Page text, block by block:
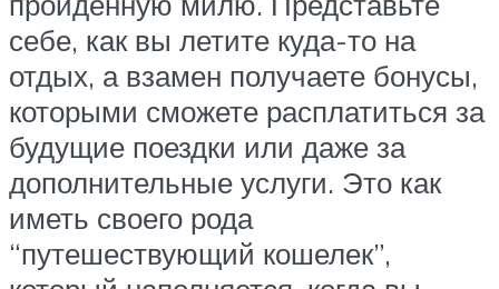
себе, как вы летите куда-то на
отдых, а взамен получаете бонусы,
которыми сможете расплатиться за
будущие поездки или даже за
дополнительные услуги. Это как
иметь своего рода
“путешествующий кошелек”,